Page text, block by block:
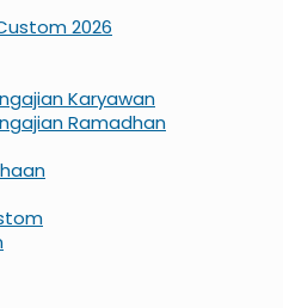
2026
Karyawan
Ramadhan